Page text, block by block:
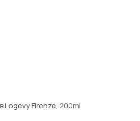
Logevy Firenze, 200ml